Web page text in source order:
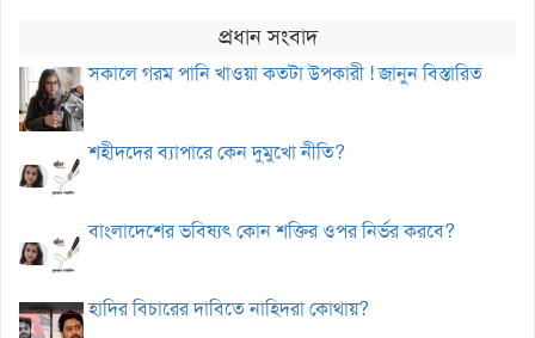
প্রধান সংবাদ
সকালে গরম পানি খাওয়া কতটা উপকারী ! জানুন বিস্তারিত
শহীদদের ব্যাপারে কেন দুমুখো নীতি?
বাংলাদেশের ভবিষ্যৎ কোন শক্তির ওপর নির্ভর করবে?
হাদির বিচারের দাবিতে নাহিদরা কোথায়?